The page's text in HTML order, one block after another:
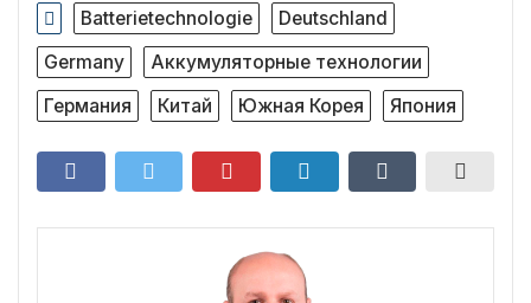
Batterietechnologie
Deutschland
Germany
Аккумуляторные технологии
Германия
Китай Южная Корея Япония